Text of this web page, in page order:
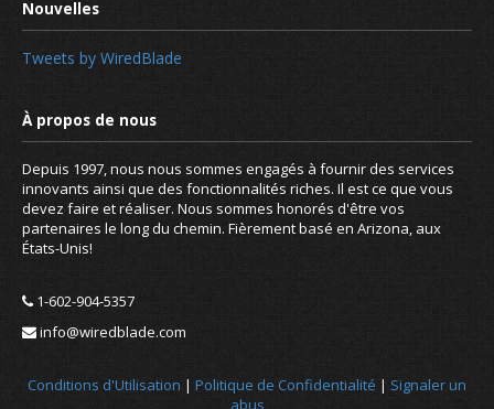
Tweets by WiredBlade
Depuis 1997, nous nous sommes engagés à fournir des services
innovants ainsi que des fonctionnalités riches. Il est ce que vous
devez faire et réaliser. Nous sommes honorés d'être vos
partenaires le long du chemin. Fièrement basé en Arizona, aux
États-Unis!
1-602-904-5357
info@wiredblade.com
Conditions d'Utilisation | Politique de Confidentialité | Signaler un
abus